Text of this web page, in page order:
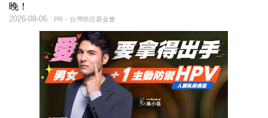
晚！
PR・台灣癌症基金會
2026-08-06